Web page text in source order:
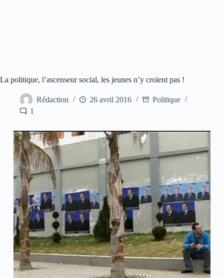
La politique, l’ascenseur social, les jeunes n’y croient pas !
Rédaction 26 avril 2016
Politique
1